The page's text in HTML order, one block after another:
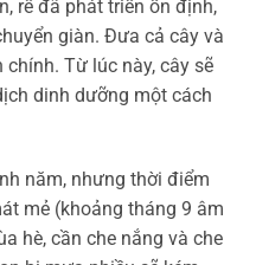
rễ đã phát triển ổn định,
giàn. Đưa cả cây và
Từ lúc này, cây sẽ
dinh dưỡng một cách
năm, nhưng thời điểm
mẻ (khoảng tháng 9 âm
hè, cần che nắng và che